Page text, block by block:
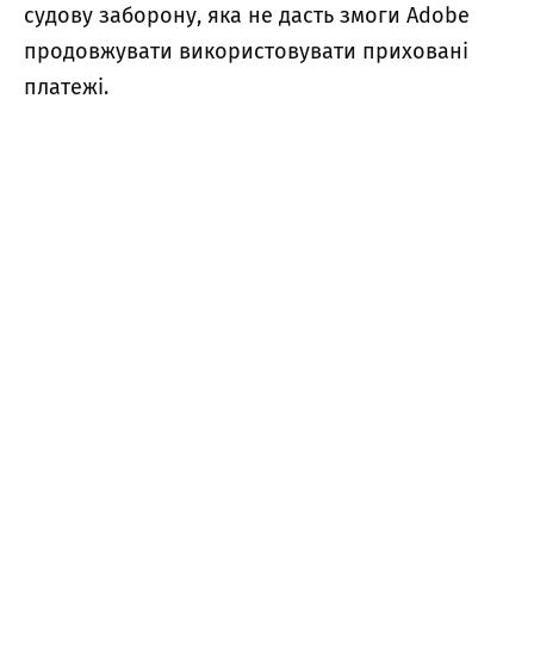
судову заборону, яка не дасть змоги Adobe
продовжувати використовувати приховані
платежі.